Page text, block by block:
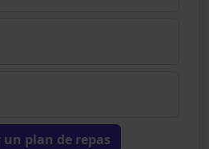
un plan de repas